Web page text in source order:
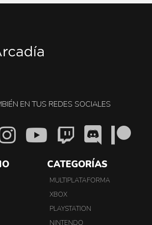
EN TUS REDES SOCIALES
CATEGORÍAS
MULTIPLATAFORMA
XBOX
PLAYSTATION
NINTENDO